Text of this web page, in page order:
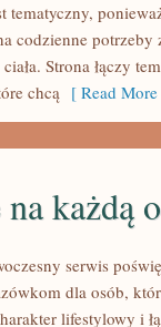
tematyczny,
codzienne potrzeby
ciała. Strona łączy
chcą [ Read
każdą
serwis
dla osób,
lifestylowy i